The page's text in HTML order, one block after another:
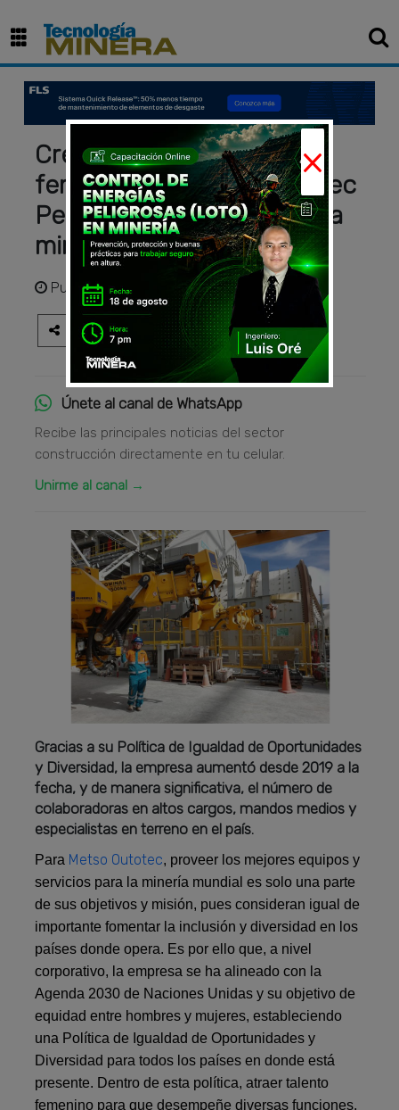
Creciente presencia
femenina en Metso Outotec
Perú: Motor que inspira a la
minería
Publicadohace 3 años
Únete al canal de WhatsApp
Recibe las principales noticias del sector
construcción directamente en tu celular.
Unirme al canal →
Gracias a su Política de Igualdad de Oportunidades
y Diversidad, la empresa aumentó desde 2019 a la
fecha, y de manera significativa, el número de
colaboradoras en altos cargos, mandos medios y
especialistas en terreno en el país.
Para Metso Outotec, proveer los mejores equipos y
servicios para la minería mundial es solo una parte
de sus objetivos y misión, pues consideran igual de
importante fomentar la inclusión y diversidad en los
países donde opera. Es por ello que, a nivel
corporativo, la empresa se ha alineado con la
Agenda 2030 de Naciones Unidas y su objetivo de
equidad entre hombres y mujeres, estableciendo
una Política de Igualdad de Oportunidades y
Diversidad para todos los países en donde está
presente. Dentro de esta política, atraer talento
femenino para que desempeñe diversas funciones,
×